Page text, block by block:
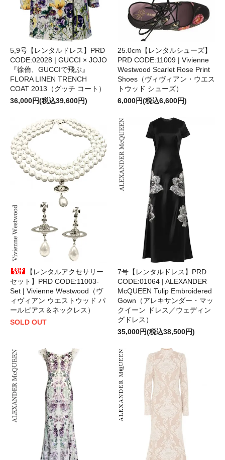
5,9号【レンタルドレス】PRD
CODE:02028 | GUCCI × JOJO
『徐倫、GUCCIで飛ぶ』
FLORA LINEN TRENCH
COAT 2013（グッチ コート）
36,000円(税込39,600円)
25.0cm【レンタルシューズ】
PRD CODE:11009 | Vivienne
Westwood Scarlet Rose Print
Shoes（ヴィヴィアン・ウエス
トウッド シューズ）
6,000円(税込6,600円)
【レンタルアクセサリー
セット】PRD CODE:11003-
Set | Vivienne Westwood（ヴ
ィヴィアン ウエストウッド パ
ールピアス＆ネックレス）
SOLD OUT
7号【レンタルドレス】PRD
CODE:01064 | ALEXANDER
McQUEEN Tulip Embroidered
Gown（アレキサンダー・マッ
クイーン ドレス／ウェディン
グドレス）
35,000円(税込38,500円)